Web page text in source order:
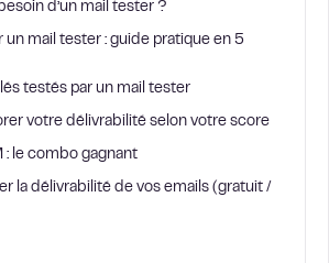
d’un mail tester ?
mail tester : guide pratique en 5
testés par un mail tester
votre délivrabilité selon votre score
: le combo gagnant
la délivrabilité de vos emails (gratuit /